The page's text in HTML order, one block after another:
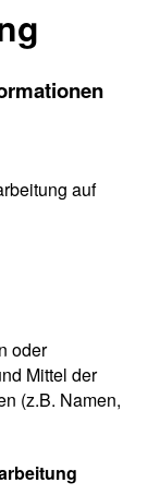
auf
oder
Mittel der
(z.B. Namen,